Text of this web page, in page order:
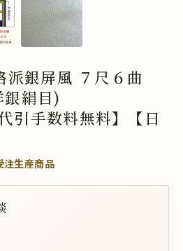
派銀屏風 ７尺６曲
絹目)
引手数料無料】【日
注生産商品